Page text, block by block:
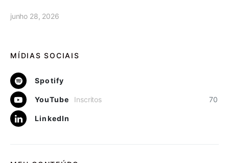
junho 28, 2026
MÍDIAS SOCIAIS
Spotify
YouTube 70
Inscritos
LinkedIn